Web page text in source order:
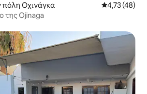
πόλη Οχινάγκα Μέση
4,73 (48)
της Ojinaga